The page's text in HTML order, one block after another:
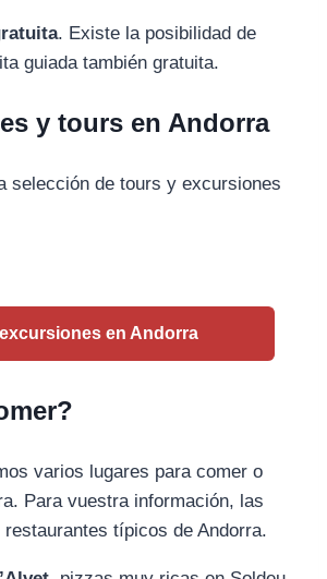
. Existe la posibilidad de
guiada también gratuita.
y tours en Andorra
selección de tours y excursiones
en Andorra
varios lugares para comer o
Para vuestra información, las
restaurantes típicos de Andorra.